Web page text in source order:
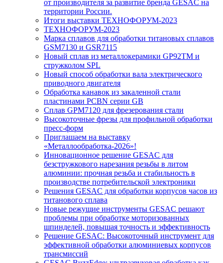
от производителя за развитие бренда GESAC на
территории России.
Итоги выставки ТЕХНОФОРУМ-2023
ТЕХНОФОРУМ-2023
Марка сплавов для обработки титановых сплавов
GSM7130 и GSR7115
Новый сплав из металлокерамики GP92TM и
стружколом SPL
Новый способ обработки вала электрического
приводного двигателя
Обработка канавок из закаленной стали
пластинами PCBN серии GB
Сплав GPM7120 для фрезерования стали
Высокоточные фрезы для профильной обработки
пресс-форм
Приглашаем на выставку
«Металлообработка-2026»!
Инновационное решение GESAC для
безстружкового нарезания резьбы в литом
алюминии: прочная резьба и стабильность в
производстве потребительской электроники
Решения GESAC для обработки корпусов часов из
титанового сплава
Новые режущие инструменты GESAC решают
проблемы при обработке моторизованных
шпинделей, повышая точность и эффективность
Решение GESAC: Высокоточный инструмент для
эффективной обработки алюминиевых корпусов
трансмиссий